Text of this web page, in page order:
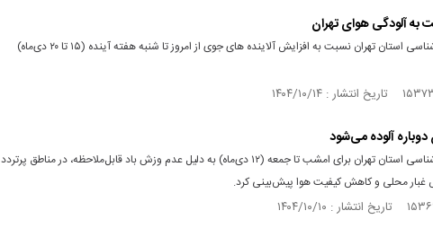
به آلودگی هوای تهران
اداره کل هواشناسی استان تهران نسبت به افزایش آلاینده‌ های جوی از امروز تا شنبه هفته آینده (۱۵ تا ۲۰ دی‌ماه)
آلوده می‌شود
اداره کل هواشناسی استان تهران برای امشب تا جمعه (۱۲ دی‌ماه) به دلیل عدم وزش باد قابل‌ملاحظه، در مناطق پرتردد
غبار محلی و کاهش کیفیت هوا پیش‌بینی کرد.